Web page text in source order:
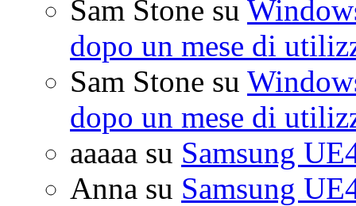
Sam Stone su
dopo un mese di
Sam Stone su
dopo un mese di
aaaaa su Samsung
Anna su Samsung